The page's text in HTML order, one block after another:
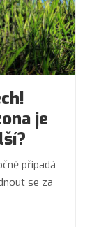
je
připadá
se za